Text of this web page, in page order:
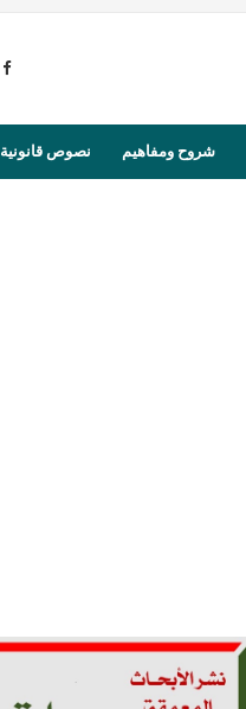
شروح ومفاهيم نصوص قانونية